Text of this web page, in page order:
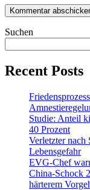
Suchen
Recent Posts
Studie: Anteil
40 Prozent
Verletzter nach
Lebensgefahr
EVG-Chef
China-Schock
härterem